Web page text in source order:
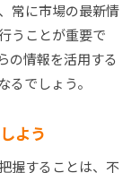
加価値
ーズな取引を実
クポイント
常に市場の最新情
うことが重要で
の情報を活用する
でしょう。
よう
握することは、不